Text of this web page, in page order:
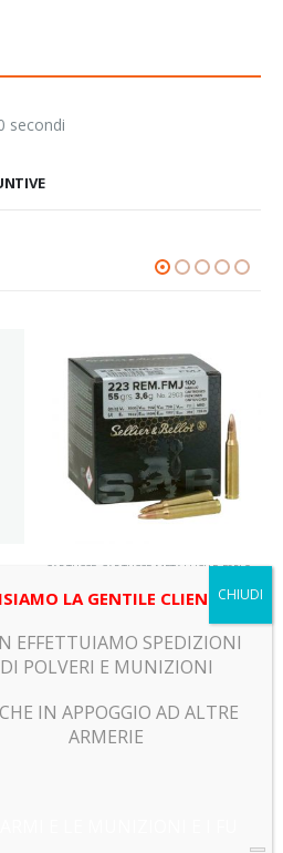
secondi
ESPLOSIVI
–
– FMJ
ESPLOSIVI ,FUOCHI
LIUYANG PIROSHINE –
– AQUARIUS
Call For Price
VENETO (TV) - Piazza
Veglia (TV)
LA GENTILE CLIENTELA
EFFETTUIAMO SPEDIZIONI
DI POLVERI E MUNIZIONI
IN APPOGGIO AD ALTRE
ARMERIE